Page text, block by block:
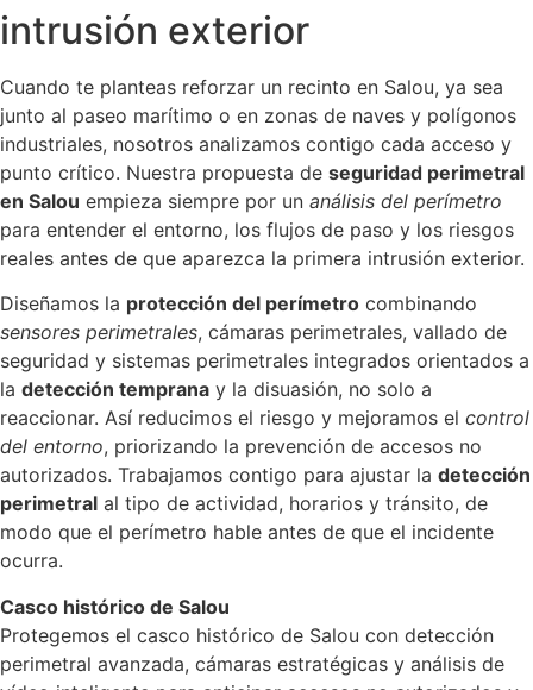
intrusión exterior
Cuando te planteas reforzar un recinto en Salou, ya sea
junto al paseo marítimo o en zonas de naves y polígonos
industriales, nosotros analizamos contigo cada acceso y
punto crítico. Nuestra propuesta de seguridad perimetral
en Salou empieza siempre por un análisis del perímetro
para entender el entorno, los flujos de paso y los riesgos
reales antes de que aparezca la primera intrusión exterior.
Diseñamos la protección del perímetro combinando
sensores perimetrales, cámaras perimetrales, vallado de
seguridad y sistemas perimetrales integrados orientados a
la detección temprana y la disuasión, no solo a
reaccionar. Así reducimos el riesgo y mejoramos el control
del entorno, priorizando la prevención de accesos no
autorizados. Trabajamos contigo para ajustar la detección
perimetral al tipo de actividad, horarios y tránsito, de
modo que el perímetro hable antes de que el incidente
ocurra.
Casco histórico de Salou
Protegemos el casco histórico de Salou con detección
perimetral avanzada, cámaras estratégicas y análisis de